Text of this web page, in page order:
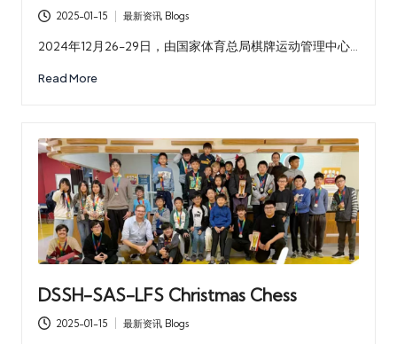
2025-01-15
Posted
in
最新资讯 Blogs
2024年12月26-29日，由国家体育总局棋牌运动管理中心…
Read More
DSSH-SAS-LFS Christmas Chess
2025-01-15
Posted
最新资讯 Blogs